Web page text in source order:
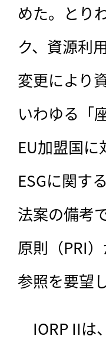
めた。とり
ク、資源利
変更により
いわゆる「
EU加盟国
ESGに関す
法案の備考
原則（PRI
参照を要望
IORP IIは